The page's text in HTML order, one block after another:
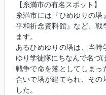
【糸満市の有名スポット】
糸満市には『ひめゆりの
平和祈念資料館』など、戦
ます。
あるひめゆりの塔は、当時
ゆり学徒隊にちなんで名づ
戦争で命を落としてしま
合いで塔が建てられ、その
した。